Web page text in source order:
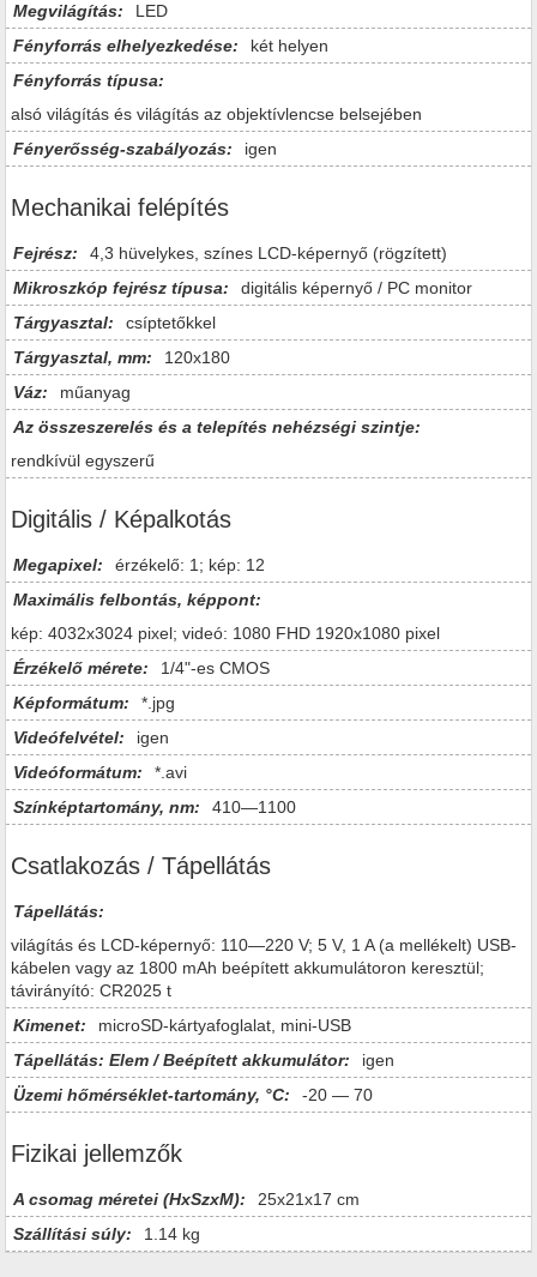
Megvilágítás:
LED
Fényforrás elhelyezkedése:
két helyen
Fényforrás típusa:
alsó világítás és világítás az objektívlencse belsejében
Fényerősség-szabályozás:
igen
Mechanikai felépítés
Fejrész:
4,3 hüvelykes, színes LCD-képernyő (rögzített)
Mikroszkóp fejrész típusa:
digitális képernyő / PC monitor
Tárgyasztal:
csíptetőkkel
Tárgyasztal, mm:
120x180
Váz:
műanyag
Az összeszerelés és a telepítés nehézségi szintje:
rendkívül egyszerű
Digitális / Képalkotás
Megapixel:
érzékelő: 1; kép: 12
Maximális felbontás, képpont:
kép: 4032x3024 pixel; videó: 1080 FHD 1920x1080 pixel
Érzékelő mérete:
1/4"-es CMOS
Képformátum:
*.jpg
Videófelvétel:
igen
Videóformátum:
*.avi
Színképtartomány, nm:
410—1100
Csatlakozás / Tápellátás
Tápellátás:
világítás és LCD-képernyő: 110—220 V; 5 V, 1 A (a mellékelt) USB-
kábelen vagy az 1800 mAh beépített akkumulátoron keresztül;
távirányító: CR2025 t
Kimenet:
microSD-kártyafoglalat, mini-USB
Tápellátás: Elem / Beépített akkumulátor:
igen
Üzemi hőmérséklet-tartomány, °C:
-20 — 70
Fizikai jellemzők
A csomag méretei (HxSzxM):
25x21x17 cm
Szállítási súly:
1.14 kg